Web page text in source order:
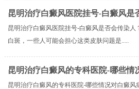
昆明治疗白癜风医院挂号-白癜风是
昆明治疗白癜风医院挂号-白癜风是否会传染
白斑，一些人可能会担心这类皮肤问题是.....
昆明治疗白癜风的专科医院-哪些情
昆明治疗白癜风的专科医院-哪些情况对白癜风